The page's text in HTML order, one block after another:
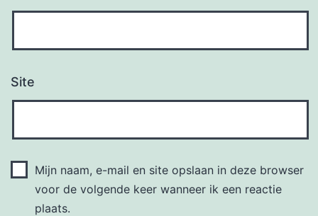
Site
Mijn naam, e-mail en site opslaan in deze browser
voor de volgende keer wanneer ik een reactie
plaats.